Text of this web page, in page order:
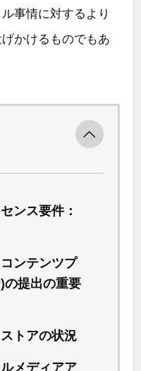
事情に対するより
かけるものでもあ
ンス要件：
ンテンツプ
の提出の重要
トアの状況
メディアア